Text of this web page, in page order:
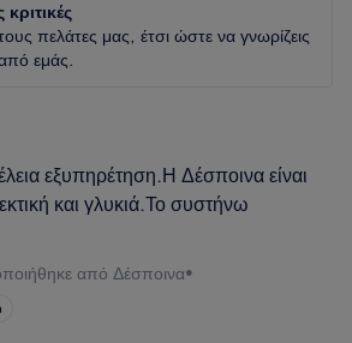
πελάτες μας, έτσι ώστε να γνωρίζεις
από εμάς.
εξυπηρέτηση.Η Δέσποινα είναι
και γλυκιά.Το συστήνω
από Δέσποινα•